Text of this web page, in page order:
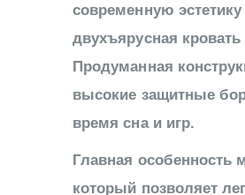
современную
двухъярусная
Продуманная
высокие защитные
время сна и игр.
Главная
который позволяет